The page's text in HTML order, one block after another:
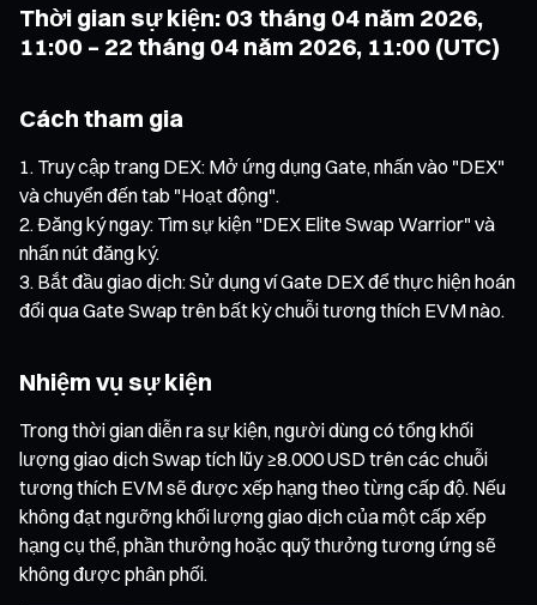
Thời gian sự kiện: 03 tháng 04 năm 2026,
11:00 – 22 tháng 04 năm 2026, 11:00 (UTC)
Cách tham gia
Truy cập trang DEX: Mở ứng dụng Gate, nhấn vào "DEX"
và chuyển đến tab "Hoạt động".
Đăng ký ngay: Tìm sự kiện "DEX Elite Swap Warrior" và
nhấn nút đăng ký.
Bắt đầu giao dịch: Sử dụng ví Gate DEX để thực hiện hoán
đổi qua Gate Swap trên bất kỳ chuỗi tương thích EVM nào.
Nhiệm vụ sự kiện
Trong thời gian diễn ra sự kiện, người dùng có tổng khối
lượng giao dịch Swap tích lũy ≥8.000 USD trên các chuỗi
tương thích EVM sẽ được xếp hạng theo từng cấp độ. Nếu
không đạt ngưỡng khối lượng giao dịch của một cấp xếp
hạng cụ thể, phần thưởng hoặc quỹ thưởng tương ứng sẽ
không được phân phối.